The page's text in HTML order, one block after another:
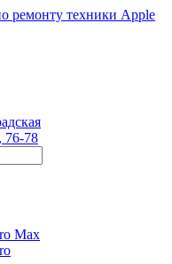
ремонту техники Apple
76-78
Max